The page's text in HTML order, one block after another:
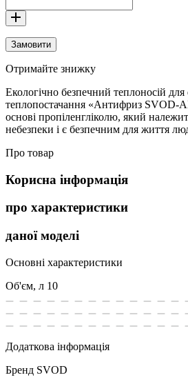
Замовити
Отримайте знижку
Екологічно безпечний теплоносій
теплопостачання «Антифриз SVOD-
основі пропіленгліколю, який
небезпеки і є безпечним для життя
Про товар
Корисна інформація
про характеристики
даної моделі
Основні характеристики
Об'єм, л 10
Додаткова інформація
Бренд SVOD